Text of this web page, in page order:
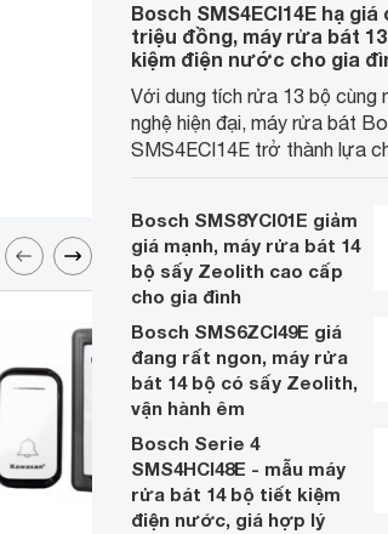
Bosch SMS4ECI14E hạ giá
triệu đồng, máy rửa bát
kiệm điện nước cho gia
Với dung tích rửa 13 bộ cùng
nghệ hiện đại, máy rửa bát
SMS4ECI14E trở thành lựa
chỉnh giảm sâu.
Bosch SMS8YCI01E giảm
giá mạnh, máy rửa bát 14
bộ sấy Zeolith cao cấp
cho gia đình
Bosch SMS6ZCI49E giá
đang rất ngon, máy rửa
bát 14 bộ có sấy Zeolith,
vận hành êm
Bosch Serie 4
SMS4HCI48E - mẫu máy
rửa bát 14 bộ tiết kiệm
điện nước, giá hợp lý